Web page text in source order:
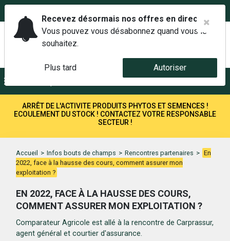
ARRÊT DE L'ACTIVITE PRODUITS PHYTOS ET SEMENCES !
ECOULEMENT DU STOCK ! CONTACTEZ VOTRE RESPONSABLE
SECTEUR !
Accueil > Infos bouts de champs > Rencontres partenaires > En
2022, face à la hausse des cours, comment assurer mon
exploitation ?
EN 2022, FACE À LA HAUSSE DES COURS,
COMMENT ASSURER MON EXPLOITATION ?
Comparateur Agricole est allé à la rencontre de Carprassur,
agent général et courtier d'assurance.
Recevez désormais nos offres en direct.
Vous pouvez vous désabonnez quand vous le
souhaitez.
Plus tard Autoriser